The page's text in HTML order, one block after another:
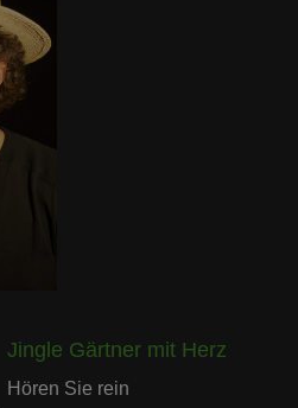
Jingle Gärtner mit Herz
Hören Sie reinAudio-